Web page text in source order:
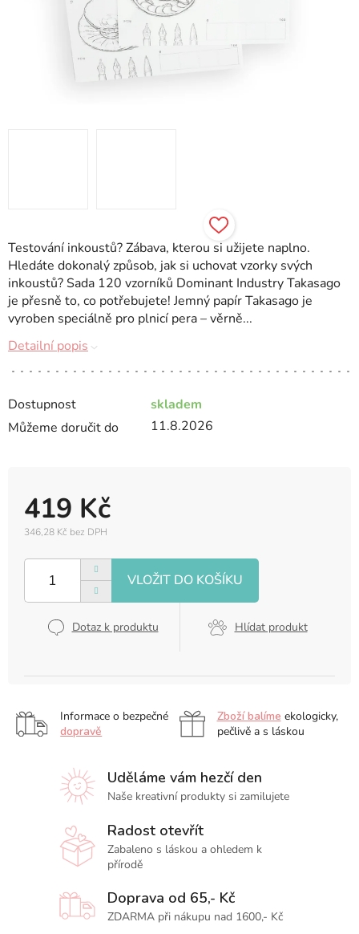
Dostupnost
skladem
Můžeme doručit do
11.8.2026
419 Kč
346,28 Kč bez DPH
cena:
Dotaz k produktu Hlídat produkt
Testování inkoustů? Zábava, kterou si užijete naplno.
Hledáte dokonalý způsob, jak si uchovat vzorky svých
inkoustů? Sada 120 vzorníků Dominant Industry Takasago
je přesně to, co potřebujete! Jemný papír Takasago je
vyroben speciálně pro plnicí pera – věrně...
Detailní popis
Informace o bezpečné
dopravě
Zboží balíme ekologicky,
pečlivě a s láskou
Uděláme vám hezčí den
Naše kreativní produkty si zamilujete
Radost otevřít
Zabaleno s láskou a ohledem k
přírodě
Doprava od 65,- Kč
ZDARMA při nákupu nad 1600,- Kč